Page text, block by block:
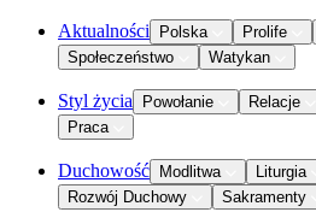
Aktualności Polska Prolife
Społeczeństwo
Watykan
Styl życia Powołanie Relacje
Praca
Duchowość Modlitwa Liturgia
Rozwój Duchowy
Sakramenty